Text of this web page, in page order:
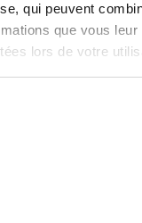
qui peuvent
que vous leur
lors de votre